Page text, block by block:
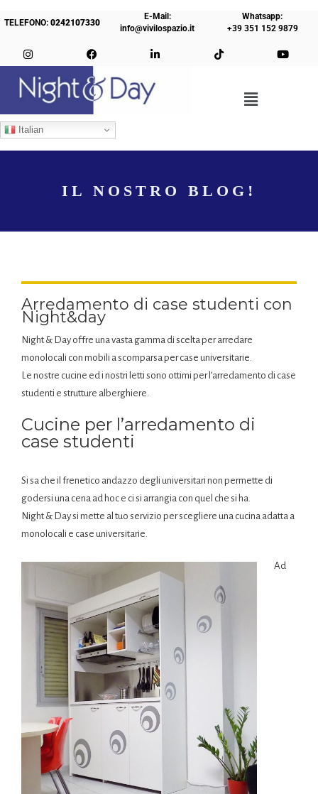
TELEFONO:0242107330
E-Mail:
info@vivilospazio.it
Whatsapp:
+39 351 152 9879
Italian
IL NOSTRO BLOG!
Arredamento di case studenti con
Night&day
Night & Day offre una vasta gamma di scelta per arredare
monolocali con mobili a scomparsa per case universitarie.
Le nostre cucine ed i nostri letti sono ottimi per l’arredamento di case
studenti e strutture alberghiere.
Cucine per l’arredamento di
case studenti
Si sa che il frenetico andazzo degli universitari non permette di
godersi una cena ad hoc e ci si arrangia con quel che si ha.
Night & Day si mette al tuo servizio per scegliere una cucina adatta a
monolocali e case universitarie.
Ad